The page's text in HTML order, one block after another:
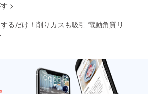
>
るだけ！削りカスも吸引 電動角質リ